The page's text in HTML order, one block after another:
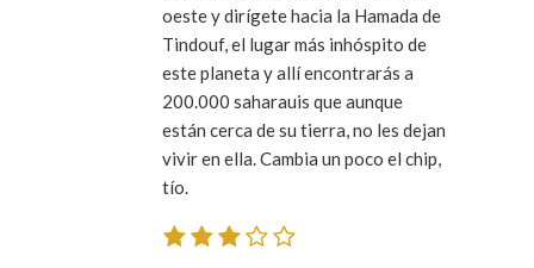
oeste y dirígete hacia la Hamada de
Tindouf, el lugar más inhóspito de
este planeta y allí encontrarás a
200.000 saharauis que aunque
están cerca de su tierra, no les dejan
vivir en ella. Cambia un poco el chip,
tío.